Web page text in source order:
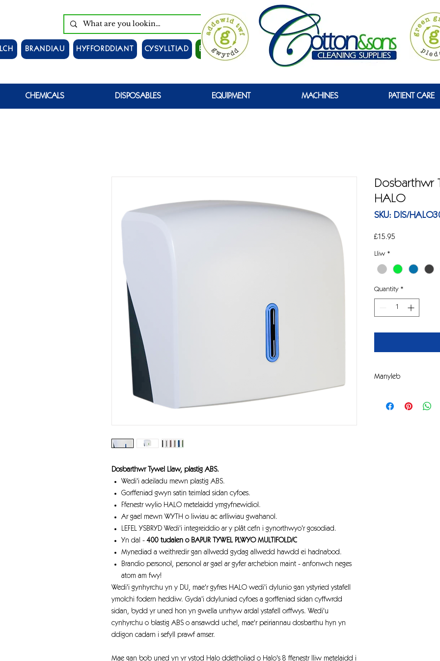
BRANDIAU HYFFORDDIANT CYSYLLTIAD EWCH WYRDD
CHEMICALS DISPOSABLES EQUIPMENT MACHINES PATIENT CARE
Dosbarthwr Tywel Llaw, plastig ABS.
Wedi'i adeiladu mewn plastig ABS.
Gorffeniad gwyn satin teimlad sidan cyfoes.
Ffenestr wylio HALO metelaidd ymgyfnewidiol.
Ar gael mewn WYTH o liwiau ac arlliwiau gwahanol.
LEFEL YSBRYD Wedi'i integreiddio ar y plât cefn i gynorthwyo'r gosodiad.
Yn dal -400 tudalen o BAPUR TYWEL PLWYO MULTIFOLD/C
Mynediad a weithredir gan allwedd gydag allwedd hawdd ei hadnabod.
Brandio personol, personol ar gael ar gyfer archebion maint - anfonwch neges
atom am fwy!
Wedi'i gynhyrchu yn y DU, mae'r gyfres HALO wedi'i dylunio gan ystyried ystafell
ymolchi fodern heddiw. Gyda'i ddyluniad cyfoes a gorffeniad sidan cyffwrdd
sidan, bydd yr uned hon yn gwella unrhyw ardal ystafell orffwys. Wedi'u
cynhyrchu o blastig ABS o ansawdd uchel, mae'r peiriannau dosbarthu hyn yn
ddigon cadarn i sefyll prawf amser.
Mae gan bob uned yn yr ystod Halo ddetholiad o Halo's 8 ffenestr lliw metelaidd i
Dosbarthwr
HALO
SKU: DIS/
£15.95
Lliw *
Quantity *
Manyleb
Uchder